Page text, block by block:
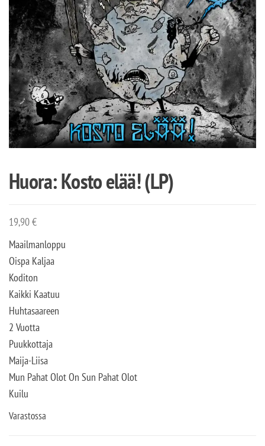
Huora: Kosto elää! (LP)
19,90€
Maailmanloppu
Oispa Kaljaa
Koditon
Kaikki Kaatuu
Huhtasaareen
2 Vuotta
Puukkottaja
Maija-Liisa
Mun Pahat Olot On Sun Pahat Olot
Kuilu
Varastossa